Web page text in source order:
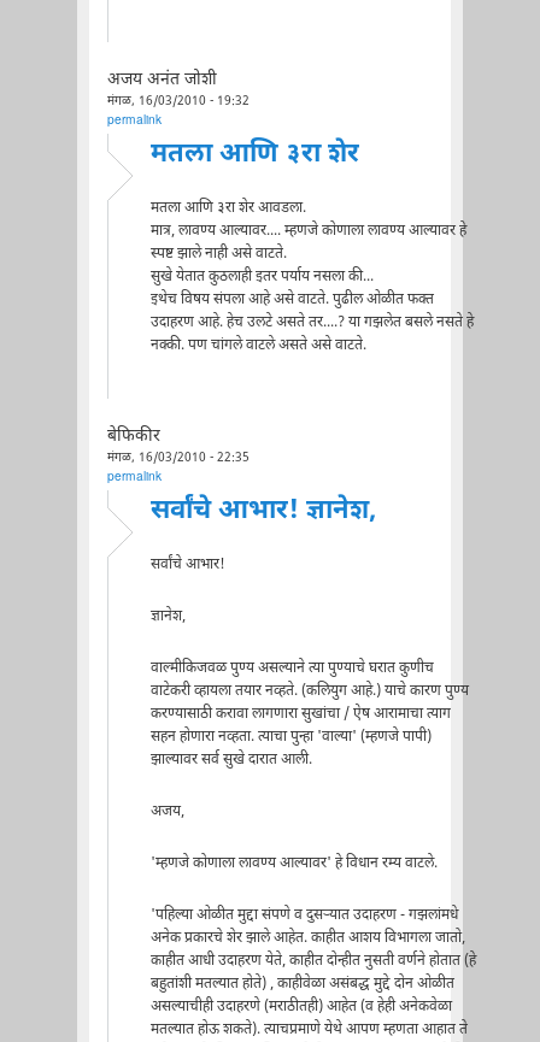
अजय अनंत जोशी
मंगळ, 16/03/2010 - 19:32
permalink
मतला आणि ३रा शेर
मतला आणि ३रा शेर आवडला.
मात्र, लावण्य आल्यावर.... म्हणजे कोणाला लावण्य आल्यावर हे
स्पष्ट झाले नाही असे वाटते.
सुखे येतात कुठलाही इतर पर्याय नसला की...
इथेच विषय संपला आहे असे वाटते. पुढील ओळीत फक्त
उदाहरण आहे. हेच उलटे असते तर....? या गझलेत बसले नसते हे
नक्की. पण चांगले वाटले असते असे वाटते.
बेफिकीर
मंगळ, 16/03/2010 - 22:35
permalink
सर्वांचे आभार! ज्ञानेश,
सर्वांचे आभार!
ज्ञानेश,
वाल्मीकिजवळ पुण्य असल्याने त्या पुण्याचे घरात कुणीच
वाटेकरी व्हायला तयार नव्हते. (कलियुग आहे.) याचे कारण पुण्य
करण्यासाठी करावा लागणारा सुखांचा / ऐष आरामाचा त्याग
सहन होणारा नव्हता. त्याचा पुन्हा 'वाल्या' (म्हणजे पापी)
झाल्यावर सर्व सुखे दारात आली.
अजय,
'म्हणजे कोणाला लावण्य आल्यावर' हे विधान रम्य वाटले.
'पहिल्या ओळीत मुद्दा संपणे व दुसर्‍यात उदाहरण - गझलांमधे
अनेक प्रकारचे शेर झाले आहेत. काहीत आशय विभागला जातो,
काहीत आधी उदाहरण येते, काहीत दोन्हीत नुसती वर्णने होतात (हे
बहुतांशी मतल्यात होते) , काहीवेळा असंबद्ध मुद्दे दोन ओळीत
असल्याचीही उदाहरणे (मराठीतही) आहेत (व हेही अनेकवेळा
मतल्यात होऊ शकते). त्याचप्रमाणे येथे आपण म्हणता आहात ते